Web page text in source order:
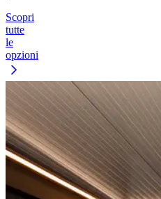
Scopri
tutte
le
opzioni